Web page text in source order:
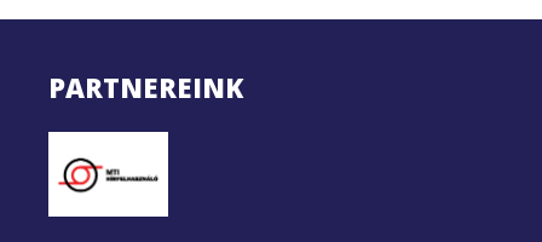
PARTNEREINK